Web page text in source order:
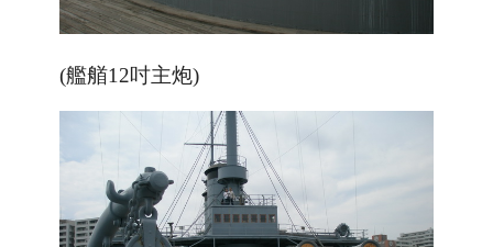
(艦艏12吋主炮)